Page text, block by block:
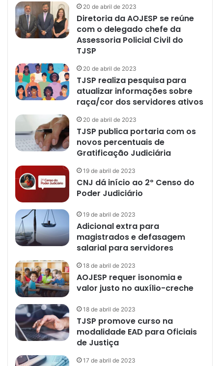
20 de abril de 2023
Diretoria da AOJESP se reúne
com o delegado chefe da
Assessoria Policial Civil do
TJSP
20 de abril de 2023
TJSP realiza pesquisa para
atualizar informações sobre
raça/cor dos servidores ativos
20 de abril de 2023
TJSP publica portaria com os
novos percentuais de
Gratificação Judiciária
19 de abril de 2023
CNJ dá início ao 2º Censo do
Poder Judiciário
19 de abril de 2023
Adicional extra para
magistrados e defasagem
salarial para servidores
18 de abril de 2023
AOJESP requer isonomia e
valor justo no auxílio-creche
18 de abril de 2023
TJSP promove curso na
modalidade EAD para Oficiais
de Justiça
17 de abril de 2023